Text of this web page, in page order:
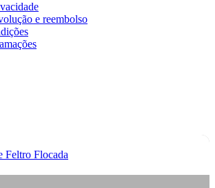
e reembolso